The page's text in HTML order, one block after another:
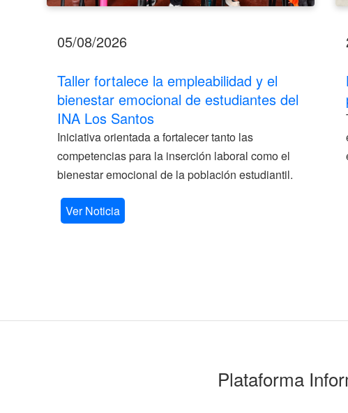
05/08/2026
Taller fortalece la empleabilidad y el
bienestar emocional de estudiantes del
INA Los Santos
Iniciativa orientada a fortalecer tanto las
competencias para la inserción laboral como el
bienestar emocional de la población estudiantil.
Ver Noticia
Plataforma